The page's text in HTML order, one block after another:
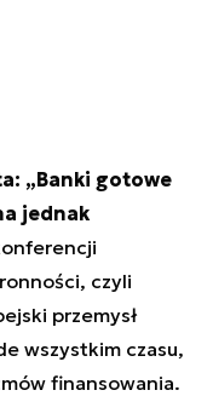
„Banki gotowe
jednak
czyli
przemysł
wszystkim czasu,
finansowania.